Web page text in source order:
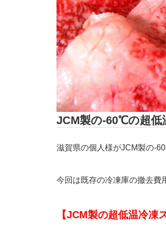
JCM製の-60℃の超低
滋賀県の個人様がJCM製の-
今回は既存の冷凍庫の撤去費
【JCM製の超低温冷凍